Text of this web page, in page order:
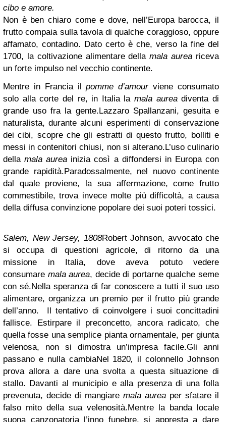
cibo e amore.
Non è ben chiaro come e dove, nell’Europa barocca, il
frutto compaia sulla tavola di qualche coraggioso, oppure
affamato, contadino. Dato certo è che, verso la fine del
1700, la coltivazione alimentare dellamala aurea riceva
un forte impulso nel vecchio continente.
Mentre in Francia ilpomme d’amourviene consumato
solo alla corte del re, in Italia lamala aureadiventa di
grande uso fra la gente.Lazzaro Spallanzani, gesuita e
naturalista, durante alcuni esperimenti di conservazione
dei cibi, scopre che gli estratti di questo frutto, bolliti e
messi in contenitori chiusi, non si alterano.L’uso culinario
dellamala aurea inizia così a diffondersi in Europa con
grande rapidità.Paradossalmente, nel nuovo continente
dal quale proviene, la sua affermazione, come frutto
commestibile, trova invece molte più difficoltà, a causa
della diffusa convinzione popolare dei suoi poteri tossici.
Salem, New Jersey, 1808Robert Johnson, avvocato che
si occupa di questioni agricole, di ritorno da una
missione in Italia, dove aveva potuto vedere
consumare mala aurea, decide di portarne qualche seme
con sé.Nella speranza di far conoscere a tutti il suo uso
alimentare, organizza un premio per il frutto più grande
dell’anno. Il tentativo di coinvolgere i suoi concittadini
fallisce. Estirpare il preconcetto, ancora radicato, che
quella fosse una semplice pianta ornamentale, per giunta
velenosa, non si dimostra un’impresa facile.Gli anni
passano e nulla cambiaNel 1820, il colonnello Johnson
prova allora a dare una svolta a questa situazione di
stallo. Davanti al municipio e alla presenza di una folla
prevenuta, decide di mangiare mala aurea per sfatare il
falso mito della sua velenosità.Mentre la banda locale
suona canzonatoria l’inno funebre, si appresta a dare